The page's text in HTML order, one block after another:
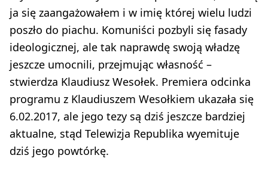
ja się zaangażowałem i w imię której wielu ludzi
poszło do piachu. Komuniści pozbyli się fasady
ideologicznej, ale tak naprawdę swoją władzę
jeszcze umocnili, przejmując własność –
stwierdza Klaudiusz Wesołek. Premiera odcinka
programu z Klaudiuszem Wesołkiem ukazała się
6.02.2017, ale jego tezy są dziś jeszcze bardziej
aktualne, stąd Telewizja Republika wyemituje
dziś jego powtórkę.